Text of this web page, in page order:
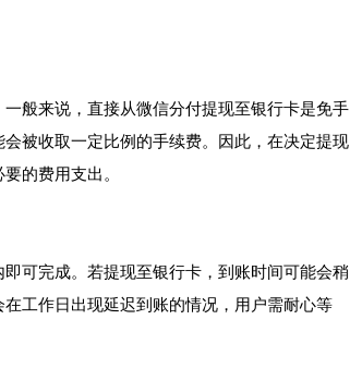
般来说，直接从微信分付提现至银行卡是免手
被收取一定比例的手续费。因此，在决定提现
的费用支出。
可完成。若提现至银行卡，到账时间可能会稍
工作日出现延迟到账的情况，用户需耐心等